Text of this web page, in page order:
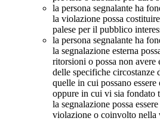
la persona segnalante ha
la violazione possa
palese per il pubblico
la persona segnalante ha
la segnalazione esterna
ritorsioni o possa non
delle specifiche circostanze
quelle in cui possano
oppure in cui vi sia fondato
la segnalazione possa
violazione o coinvolto nella